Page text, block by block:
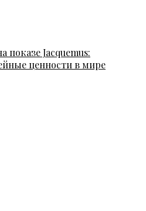
показе Jacquemus:
ценности в мире